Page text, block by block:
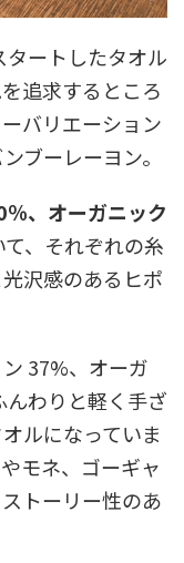
タートしたタオル
追求するところ
バリエーション
ブーレーヨン。
、オーガニック
、それぞれの糸
沢感のあるヒポ
37%、オーガ
わりと軽く手ざ
ルになっていま
モネ、ゴーギャ
トーリー性のあ